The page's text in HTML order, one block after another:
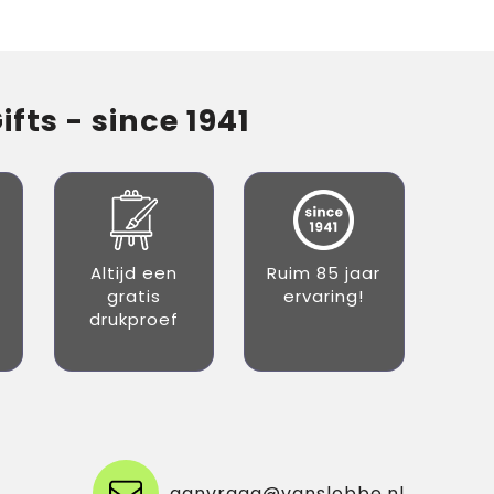
- since 1941
Altijd een
gratis
drukproef
Ruim 85 jaar
ervaring!